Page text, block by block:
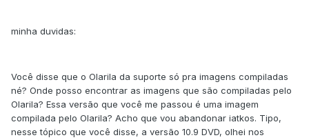
minha duvidas:
Você disse que o Olarila da suporte só pra imagens compiladas
né? Onde posso encontrar as imagens que são compiladas pelo
Olarila? Essa versão que você me passou é uma imagem
compilada pelo Olarila? Acho que vou abandonar iatkos. Tipo,
nesse tópico que você disse, a versão 10.9 DVD, olhei nos